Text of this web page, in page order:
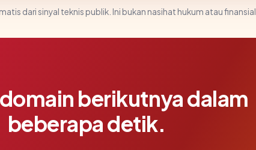
dari sinyal teknis publik. Ini bukan nasihat hukum atau finansial.
berikutnya dalam
beberapa detik.